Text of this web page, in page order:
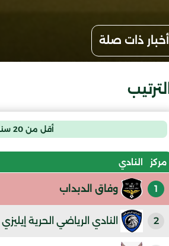
أخبار ذات صلة
الترتيب
أقل من 20 سنة
مركز النادي
1 وفاق الدبداب
2 النادي الرياضي الحرية إيليزي